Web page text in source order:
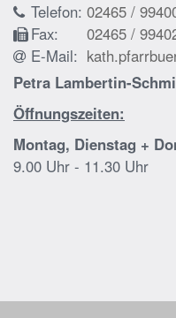
Telefon: 02465 /
Fax:
02465 /
E-Mail:
Petra Lambertin-
Öffnungszeiten:
Montag, Dienstag +
9.00 Uhr - 11.30 Uhr